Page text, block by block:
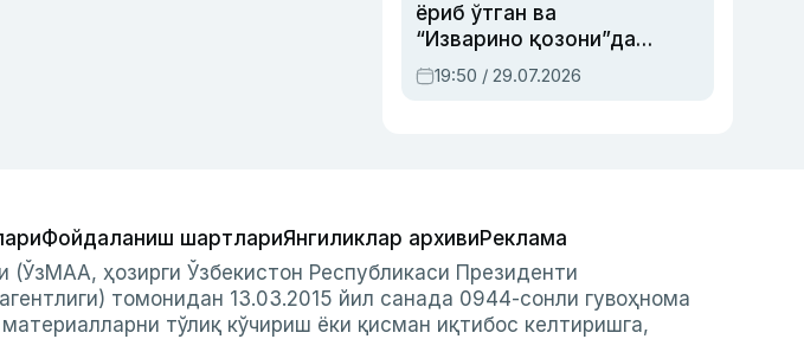
ёриб ўтган ва
“Изварино қозони”дан
чиққан қаҳрамон —
Украина армияси бош
19:50 / 29.07.2026
Фойдаланиш шартлариЯнгиликлар архивиРеклама
(ЎзМАА, ҳозирги Ўзбекистон Республикаси Президенти
томонидан 13.03.2015 йил санада 0944-сонли гувоҳнома
тўлиқ кўчириш ёки қисман иқтибос келтиришга,